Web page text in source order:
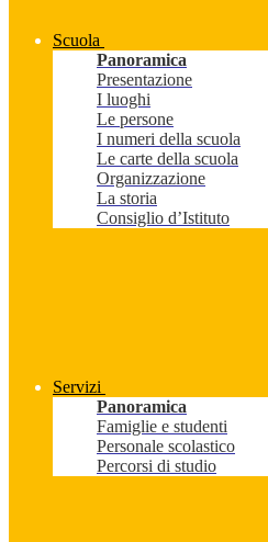
Scuola
Panoramica
Presentazione
I luoghi
Le persone
I numeri della scuola
Le carte della scuola
Organizzazione
La storia
Consiglio d’Istituto
Servizi
Panoramica
Famiglie e studenti
Personale scolastico
Percorsi di studio